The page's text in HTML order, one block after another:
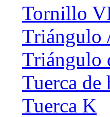
Tornillo
Triángulo
Triángulo
Tuerca
Tuerca K